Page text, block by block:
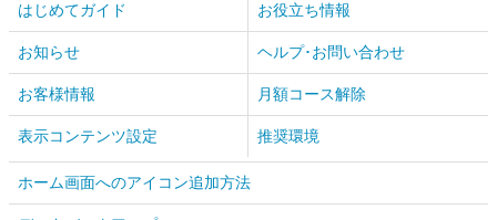
はじめてガイド お役立ち情報
お知らせ ヘルプ･お問い合わせ
お客様情報 月額コース解除
表示コンテンツ設定 推奨環境
ホーム画面へのアイコン追加方法